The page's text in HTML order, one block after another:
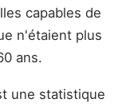
capables de
n'étaient plus
ans.
une statistique